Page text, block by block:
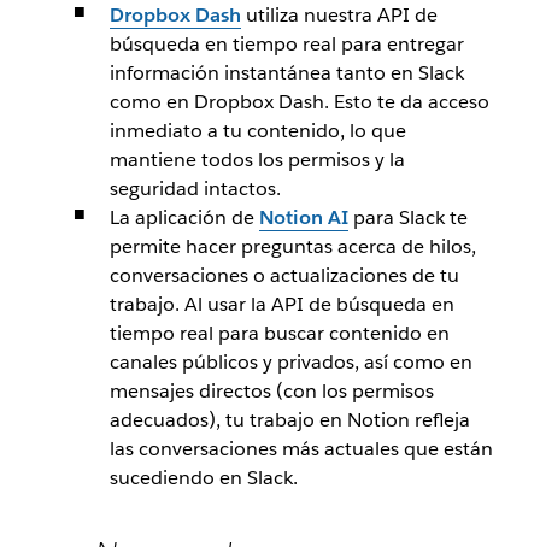
Dropbox Dash utiliza nuestra API de
búsqueda en tiempo real para entregar
información instantánea tanto en Slack
como en Dropbox Dash. Esto te da acceso
inmediato a tu contenido, lo que
mantiene todos los permisos y la
seguridad intactos.
La aplicación de Notion AIpara Slack te
permite hacer preguntas acerca de hilos,
conversaciones o actualizaciones de tu
trabajo. Al usar la API de búsqueda en
tiempo real para buscar contenido en
canales públicos y privados, así como en
mensajes directos (con los permisos
adecuados), tu trabajo en Notion refleja
las conversaciones más actuales que están
sucediendo en Slack.